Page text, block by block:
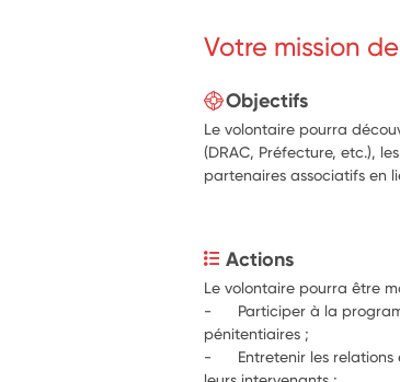
Votre mission
Objectifs
Le volontaire pourra
(DRAC, Préfecture, etc.),
partenaires associatifs en
Actions
Le volontaire pourra être
-      Participer à la
pénitentiaires ;
-      Entretenir les